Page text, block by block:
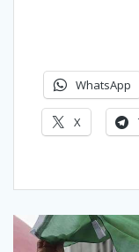
WhatsApp
X